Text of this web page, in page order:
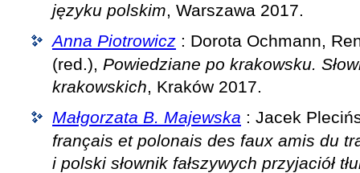
języku polskim, Warszawa 2017.
Anna Piotrowicz : Dorota Ochmann,
(red.), Powiedziane po krakowsku.
krakowskich, Kraków 2017.
Małgorzata B. Majewska : Jacek
français et polonais des faux amis du
i polski słownik fałszywych przyjaciół